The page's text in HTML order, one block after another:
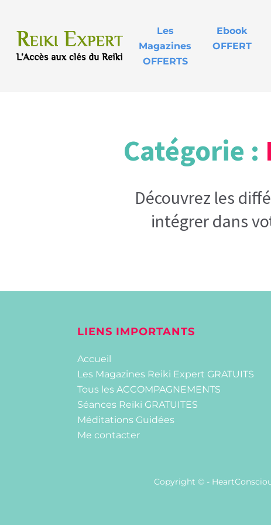
Les
Magazines
OFFERTS
Ebook
OFFERT
Catégorie :
Découvrez les
intégrer dans
LIENS IMPORTANTS
Accueil
Les Magazines Reiki Expert GRATUITS
Tous les ACCOMPAGNEMENTS
Séances Reiki GRATUITES
Méditations Guidées
Me contacter
Copyright © -